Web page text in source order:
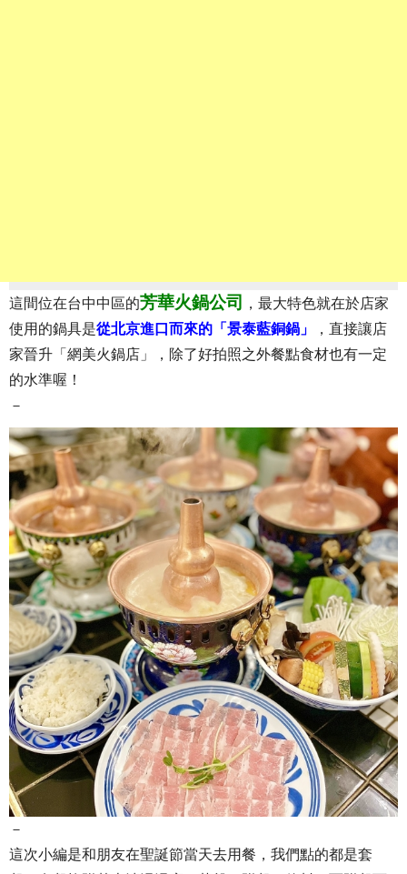
這間位在台中中區的芳華火鍋公司
，最大特色就在於店家
使用的鍋具是從北京進口而來的「景泰藍銅鍋」
，直接讓店
家晉升「網美火鍋店」，除了好拍照之外餐點食材也有一定
的水準喔！
－
－
這次小編是和朋友在聖誕節當天去用餐，我們點的都是套